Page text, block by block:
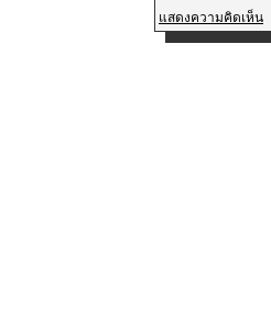
แสดงความคิดเห็น